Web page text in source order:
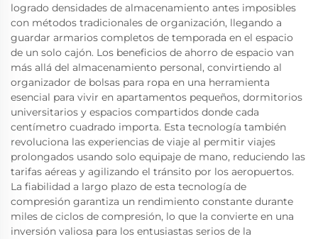
logrado densidades de almacenamiento antes imposibles
con métodos tradicionales de organización, llegando a
guardar armarios completos de temporada en el espacio
de un solo cajón. Los beneficios de ahorro de espacio van
más allá del almacenamiento personal, convirtiendo al
organizador de bolsas para ropa en una herramienta
esencial para vivir en apartamentos pequeños, dormitorios
universitarios y espacios compartidos donde cada
centímetro cuadrado importa. Esta tecnología también
revoluciona las experiencias de viaje al permitir viajes
prolongados usando solo equipaje de mano, reduciendo las
tarifas aéreas y agilizando el tránsito por los aeropuertos.
La fiabilidad a largo plazo de esta tecnología de
compresión garantiza un rendimiento constante durante
miles de ciclos de compresión, lo que la convierte en una
inversión valiosa para los entusiastas serios de la